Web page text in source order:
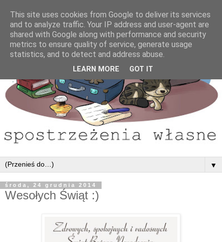
▼
środa, 24 grudnia 2014
Wesołych Świąt :)
This site uses cookies from Google to deliver its services
and to analyze traffic. Your IP address and user-agent are
shared with Google along with performance and security
metrics to ensure quality of service, generate usage
statistics, and to detect and address abuse.
LEARN MORE GOT IT